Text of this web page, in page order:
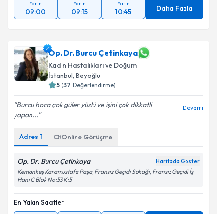
Yarın
09:00
Yarın
09:15
Yarın
10:45 Daha Fazla
Op. Dr. Burcu Çetinkaya
Kadın Hastalıkları ve Doğum
İstanbul, Beyoğlu
5 (37 Değerlendirme)
Burcu hoca çok güler yüzlü ve işini çok dikkatli
yapan...
Devamı
Adres 1 Online Görüşme
Op. Dr. Burcu Çetinkaya Haritada Göster
Kemankeş Karamustafa Paşa, Fransız Geçidi Sokağı, Fransız Geçidi İş
Hanı C Blok No:53 K:5
En Yakın Saatler